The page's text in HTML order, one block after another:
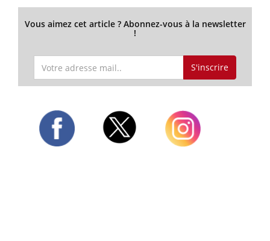
Vous aimez cet article ? Abonnez-vous à la newsletter
!
S'inscrire